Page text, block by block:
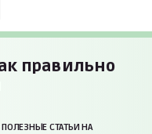
правильно
СТАТЬИ НА